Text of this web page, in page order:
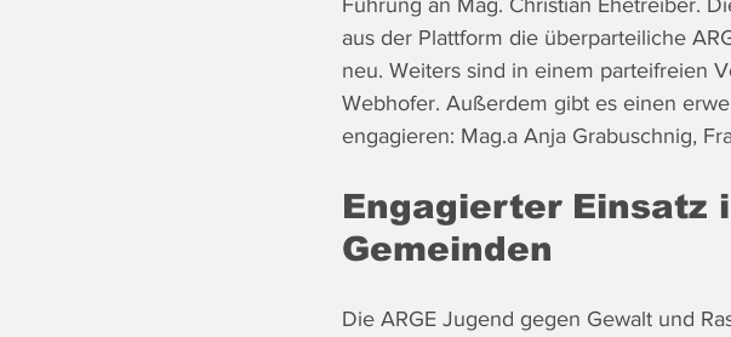
aus der Plattform die überparteiliche
neu. Weiters sind in einem parteifreien
Webhofer. Außerdem gibt es einen
engagieren: Mag.a Anja Grabuschnig,
Engagierter Einsatz
Gemeinden
Die ARGE Jugend gegen Gewalt und